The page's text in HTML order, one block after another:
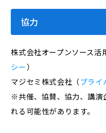
協力
株式会社オープンソース活
シー）
マジセミ株式会社（プライ
※共催、協賛、協力、講演
れる可能性があります。